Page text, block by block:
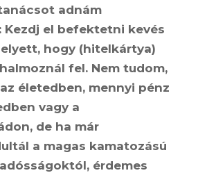
adnám
Kezdj el befektetni kevés
hogy (hitelkártya)
fel. Nem tudom,
életedben, mennyi pénz
vagy a
de ha már
a magas kamatozású
érdemes